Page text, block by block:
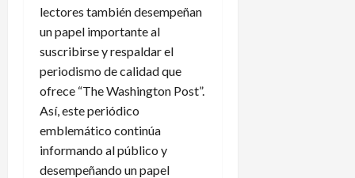
lectores también desempeñan
un papel importante al
suscribirse y respaldar el
periodismo de calidad que
ofrece “The Washington Post”.
Así, este periódico
emblemático continúa
informando al público y
desempeñando un papel